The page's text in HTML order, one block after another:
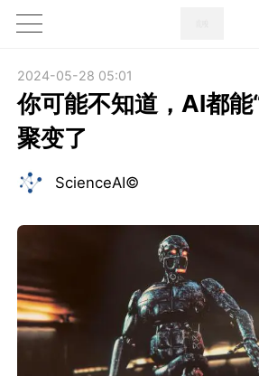
1X
2024-05-28 05:01
你可能不知道，AI都能
聚变了
ScienceAI©